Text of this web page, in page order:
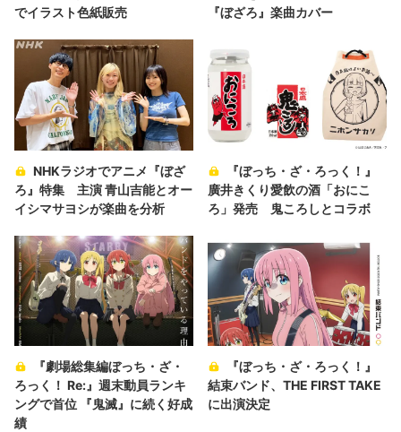
でイラスト色紙販売
『ぼざろ』楽曲カバー
NHKラジオでアニメ『ぼざ
ろ』特集 主演 青山吉能とオー
イシマサヨシが楽曲を分析
『ぼっち・ざ・ろっく！』
廣井きくり愛飲の酒「おにこ
ろ」発売 鬼ころしとコラボ
『劇場総集編ぼっち・ざ・
ろっく！ Re:』週末動員ランキ
ングで首位 『鬼滅』に続く好成
績
『ぼっち・ざ・ろっく！』
結束バンド、THE FIRST TAKE
に出演決定